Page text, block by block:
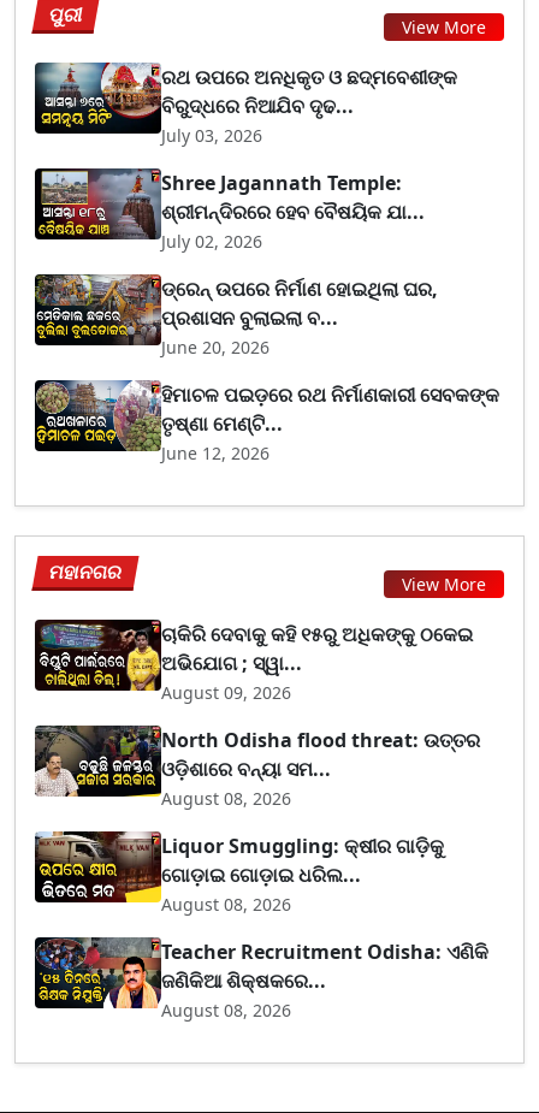
ପୁରୀ View More
ରଥ ଉପରେ ଅନଧିକୃତ ଓ ଛଦ୍ମବେଶୀଙ୍କ
ବିରୁଦ୍ଧରେ ନିଆଯିବ ଦୃଢ...
July 03, 2026
Shree Jagannath Temple:
ଶ୍ରୀମନ୍ଦିରରେ ହେବ ବୈଷୟିକ ଯା...
July 02, 2026
ଡ୍ରେନ୍ ଉପରେ ନିର୍ମାଣ ହୋଇଥିଲା ଘର,
ପ୍ରଶାସନ ବୁଲାଇଲା ବ...
June 20, 2026
ହିମାଚଳ ପଇଡ଼ରେ ରଥ ନିର୍ମାଣକାରୀ ସେବକଙ୍କ
ତୃଷ୍ଣା ମେଣ୍ଟି...
June 12, 2026
ମହାନଗର View More
ଚାକିରି ଦେବାକୁ କହି ୧୫ରୁ ଅଧିକଙ୍କୁ ଠକେଇ
ଅଭିଯୋଗ ; ସ୍ୱା...
August 09, 2026
North Odisha flood threat: ଉତ୍ତର
ଓଡ଼ିଶାରେ ବନ୍ୟା ସମ...
August 08, 2026
Liquor Smuggling: କ୍ଷୀର ଗାଡ଼ିକୁ
ଗୋଡ଼ାଇ ଗୋଡ଼ାଇ ଧରିଲ...
August 08, 2026
Teacher Recruitment Odisha: ଏଣିକି
ଜଣିକିଆ ଶିକ୍ଷକରେ...
August 08, 2026